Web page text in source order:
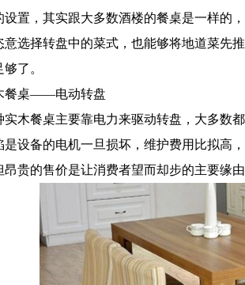
，其实跟大多数酒楼的餐桌是一样的
意选择转盘中的菜式，也能够将地道菜先
了。
桌——电动转盘
餐桌主要靠电力来驱动转盘，大多数
是设备的电机一旦损坏，维护费用比拟高
昂贵的售价是让消费者望而却步的主要缘